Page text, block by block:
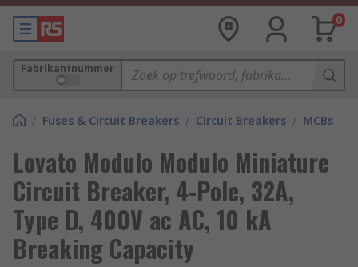
0
Fabrikantnummer
/ Fuses & Circuit Breakers / Circuit Breakers / MCBs
Lovato Modulo Modulo Miniature
Circuit Breaker, 4-Pole, 32A,
Type D, 400V ac AC, 10 kA
Breaking Capacity